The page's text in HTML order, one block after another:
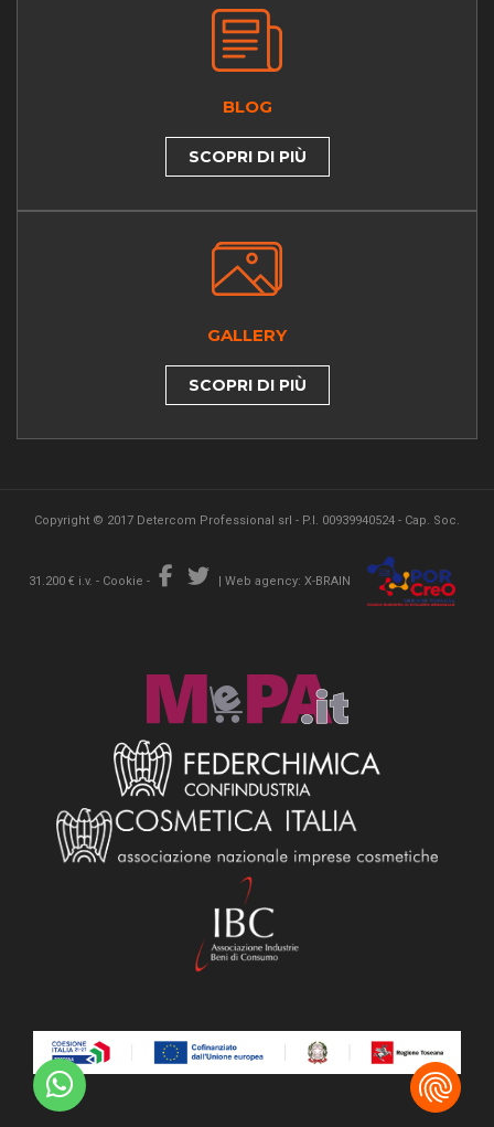
BLOG
SCOPRI DI PIÙ
GALLERY
SCOPRI DI PIÙ
Copyright © 2017 Detercom Professional srl - P.I. 00939940524 - Cap. Soc.
31.200 € i.v. - Cookie - | Web agency: X-BRAIN